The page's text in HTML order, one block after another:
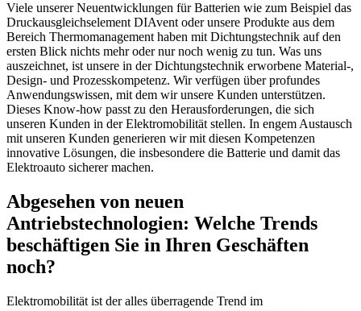
Viele unserer Neuentwicklungen für Batterien wie zum Beispiel das
Druckausgleichselement DIAvent oder unsere Produkte aus dem
Bereich Thermomanagement haben mit Dichtungstechnik auf den
ersten Blick nichts mehr oder nur noch wenig zu tun. Was uns
auszeichnet, ist unsere in der Dichtungstechnik erworbene Material-,
Design- und Prozesskompetenz. Wir verfügen über profundes
Anwendungswissen, mit dem wir unsere Kunden unterstützen.
Dieses Know-how passt zu den Herausforderungen, die sich
unseren Kunden in der Elektromobilität stellen. In engem Austausch
mit unseren Kunden generieren wir mit diesen Kompetenzen
innovative Lösungen, die insbesondere die Batterie und damit das
Elektroauto sicherer machen.
Abgesehen von neuen
Antriebstechnologien: Welche Trends
beschäftigen Sie in Ihren Geschäften
noch?
Elektromobilität ist der alles überragende Trend im